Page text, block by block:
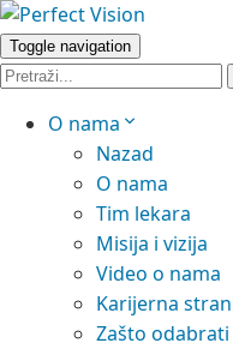
Toggle navigation
O nama
Nazad
O nama
Tim lekara
Misija i vizija
Video o nama
Karijerna
Zašto odabrati